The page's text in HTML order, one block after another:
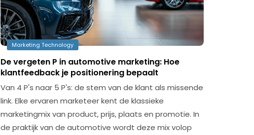
Marketing Technology
De vergeten P in automotive marketing: Hoe
klantfeedback je positionering bepaalt
Van 4 P's naar 5 P's: de stem van de klant als missende
link. Elke ervaren marketeer kent de klassieke
marketingmix van product, prijs, plaats en promotie. In
de praktijk van de automotive wordt deze mix volop